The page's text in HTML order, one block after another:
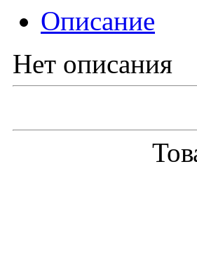
Описание
Нет описания